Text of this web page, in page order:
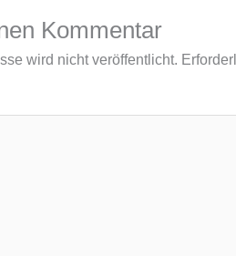
Kommentar
wird nicht veröffentlicht.